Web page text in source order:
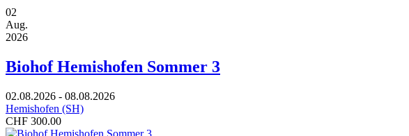
02
Aug.
2026
Biohof Hemishofen Sommer 3
02.08.2026 - 08.08.2026
Hemishofen (SH)
CHF 300.00